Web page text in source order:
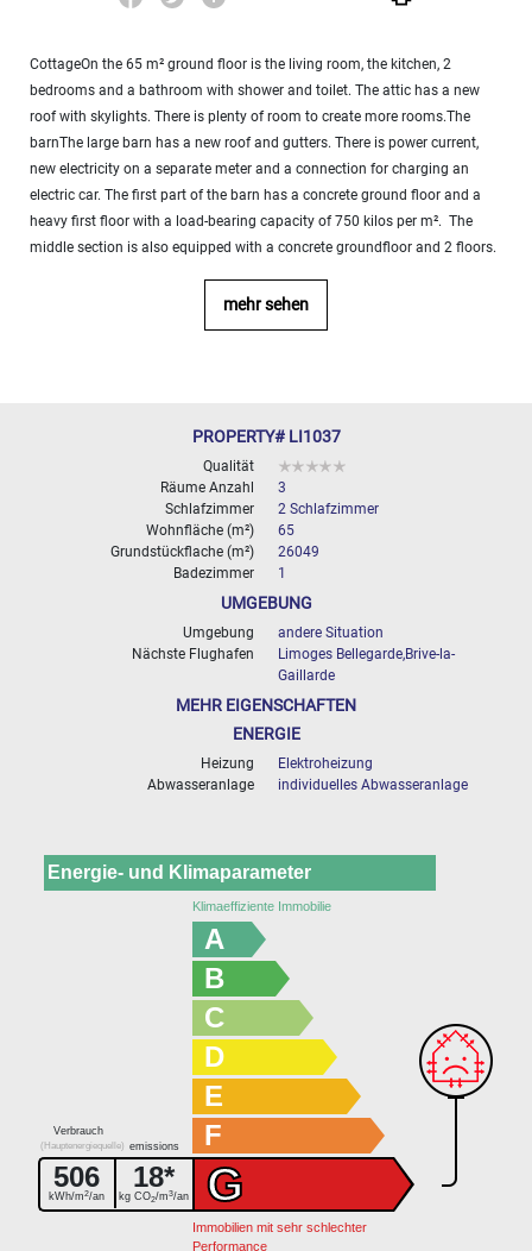
5
000
000
M2
10
000+
M
CottageOn the 65 m² ground floor is the living room, the kitchen, 2
bedrooms and a bathroom with shower and toilet. The attic has a new
roof with skylights. There is plenty of room to create more rooms.The
barnThe large barn has a new roof and gutters. There is power current,
new electricity on a separate meter and a connection for charging an
electric car. The first part of the barn has a concrete ground floor and a
heavy first floor with a load-bearing capacity of 750 kilos per m². The
middle section is also equipped with a concrete groundfloor and 2 floors.
mehr sehen
PROPERTY# LI1037
Qualität
Räume Anzahl
3
Schlafzimmer
2 Schlafzimmer
Wohnfläche (m²)
65
Grundstückflache (m²)
26049
Badezimmer
1
UMGEBUNG
Umgebung
andere Situation
Nächste Flughafen
Limoges Bellegarde,Brive-la-
Gaillarde
MEHR EIGENSCHAFTEN
ENERGIE
Heizung
Elektroheizung
Abwasseranlage
individuelles Abwasseranlage
Energie- und Klimaparameter
Klimaeffiziente Immobilie
A
B
C
D
E
F
G
Verbrauch
(Hauptenergiequelle) emissions
506
kWh/m2/an
18*
kg CO2/m3/an
Immobilien mit sehr schlechter
Performance